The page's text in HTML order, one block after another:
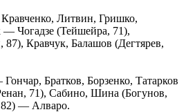
Литвин, Гришко,
Чогадзе (Тейшейра, 71),
Кравчук, Балашов (Дегтярев,
Братков, Борзенко, Татарков
71), Сабино, Шина (Богунов,
82) — Алваро.